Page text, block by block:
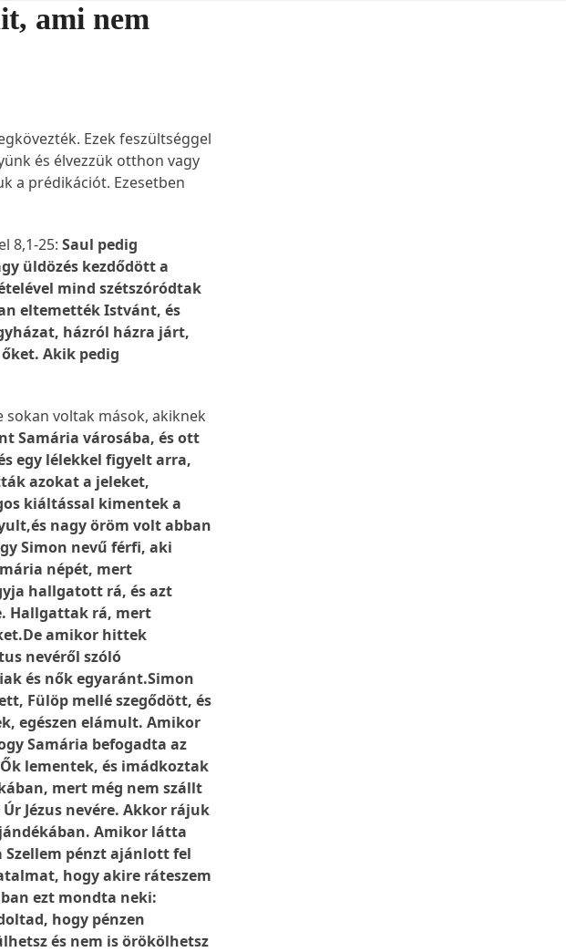
ami nem
Ezek feszültséggel
és élvezzük otthon vagy
a prédikációt. Ezesetben
8,1-25:Saul pedig
üldözés kezdődött a
mind szétszóródtak
eltemették Istvánt, és
házról házra járt,
Akik pedig
sokan voltak mások, akiknek
Samária városába, és ott
egy lélekkel figyelt arra,
azokat a jeleket,
kiáltással kimentek a
nagy öröm volt abban
Simon nevű férfi, aki
népét, mert
hallgatott rá, és azt
Hallgattak rá, mert
amikor hittek
nevéről szóló
és nők egyaránt.Simon
Fülöp mellé szegődött, és
egészen elámult. Amikor
Samária befogadta az
lementek, és imádkoztak
mert még nem szállt
Jézus nevére. Akkor rájuk
Amikor látta
pénzt ajánlott fel
hogy akire ráteszem
ezt mondta neki:
hogy pénzen
és nem is örökölhetsz